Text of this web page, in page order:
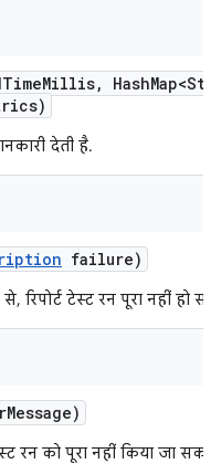
TimeMillis, Hash
देती है.
failure)
रिपोर्ट टेस्ट रन पूरा नहीं हो
Message)
रन को पूरा नहीं किया जा सका.